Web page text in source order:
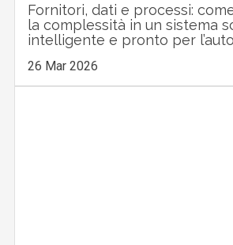
Fornitori, dati e processi:
la complessità in un sistema
intelligente e pronto per
26 Mar 2026